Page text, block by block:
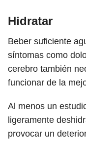
Hidratar
Beber suficiente
síntomas como
cerebro también
funcionar de la
Al menos un
ligeramente
provocar un